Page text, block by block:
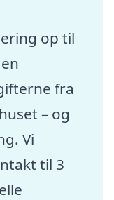
op til
fra
– og
Vi
til 3